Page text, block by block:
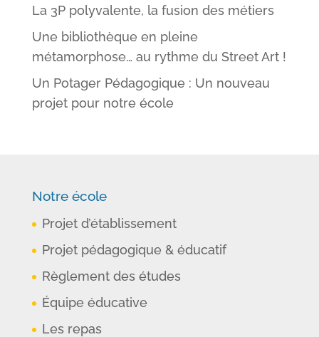
La 3P polyvalente, la fusion des métiers
Une bibliothèque en pleine
métamorphose… au rythme du Street Art !
Un Potager Pédagogique : Un nouveau
projet pour notre école
Notre école
Projet d’établissement
Projet pédagogique & éducatif
Règlement des études
Équipe éducative
Les repas